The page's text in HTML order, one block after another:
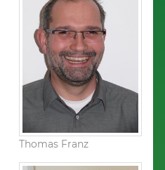
Thomas Franz